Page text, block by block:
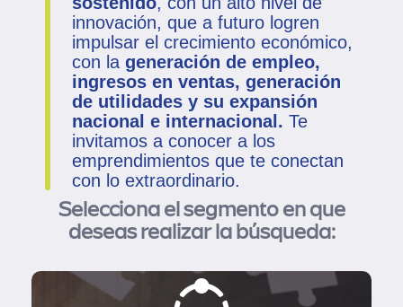
innovación, que a futuro logren
impulsar el crecimiento económico,
con la generación de empleo,
ingresos en ventas, generación
de utilidades y su expansión
nacional e internacional. Te
invitamos a conocer a los
emprendimientos que te conectan
con lo extraordinario.
Selecciona el segmento en que
deseas realizar la búsqueda: